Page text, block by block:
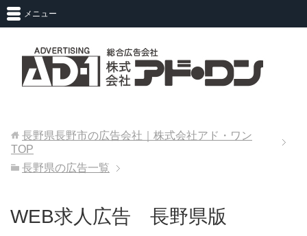
メニュー
長野県長野市の広告会社｜株式会社アド・ワン
TOP
長野県の広告一覧
WEB求人広告 長野県版